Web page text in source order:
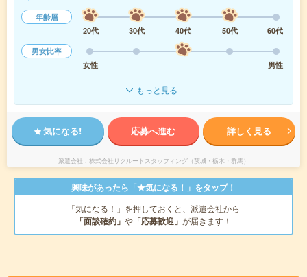
年齢層
20代
30代 40代 50代
60代
男女比率
女性
男性
もっと見る
気になる! 応募へ進む 詳しく見る
派遣会社 株式会社リクルートスタッフィング（茨城・栃木・群馬）
興味があったら「★気になる！」をタップ！
「気になる！」を押しておくと、派遣会社から
「面談確約」 や 「応募歓迎」 が届きます！